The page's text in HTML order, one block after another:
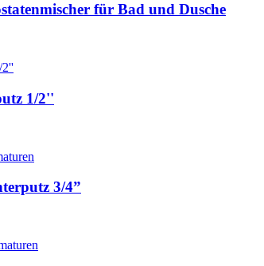
für Bad und Dusche
1/2''
3/4”